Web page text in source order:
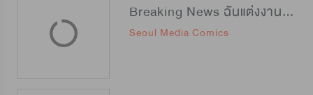
Breaking News ฉันแต่งงานกับท่านดยุก
Seoul Media Comics